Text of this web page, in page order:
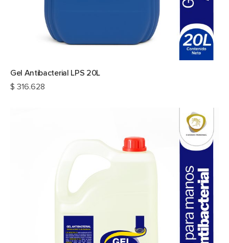
Gel Antibacterial LPS 20L
$ 316.628